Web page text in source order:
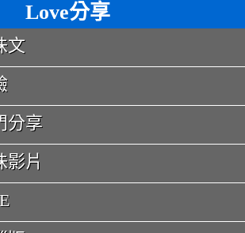
Love分享
文
分享
影片